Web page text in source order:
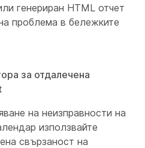
генериран HTML отчет
проблема в бележките
за отдалечена
на неизправности на
използвайте
свързаност на